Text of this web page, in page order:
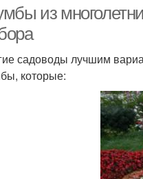
из
садоводы лучшим
которые: